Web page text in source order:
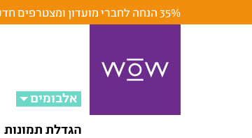
35% הנחה לחברי מועדון ומצטרפים חדשים |
אלבומים
הגדלת תמונות